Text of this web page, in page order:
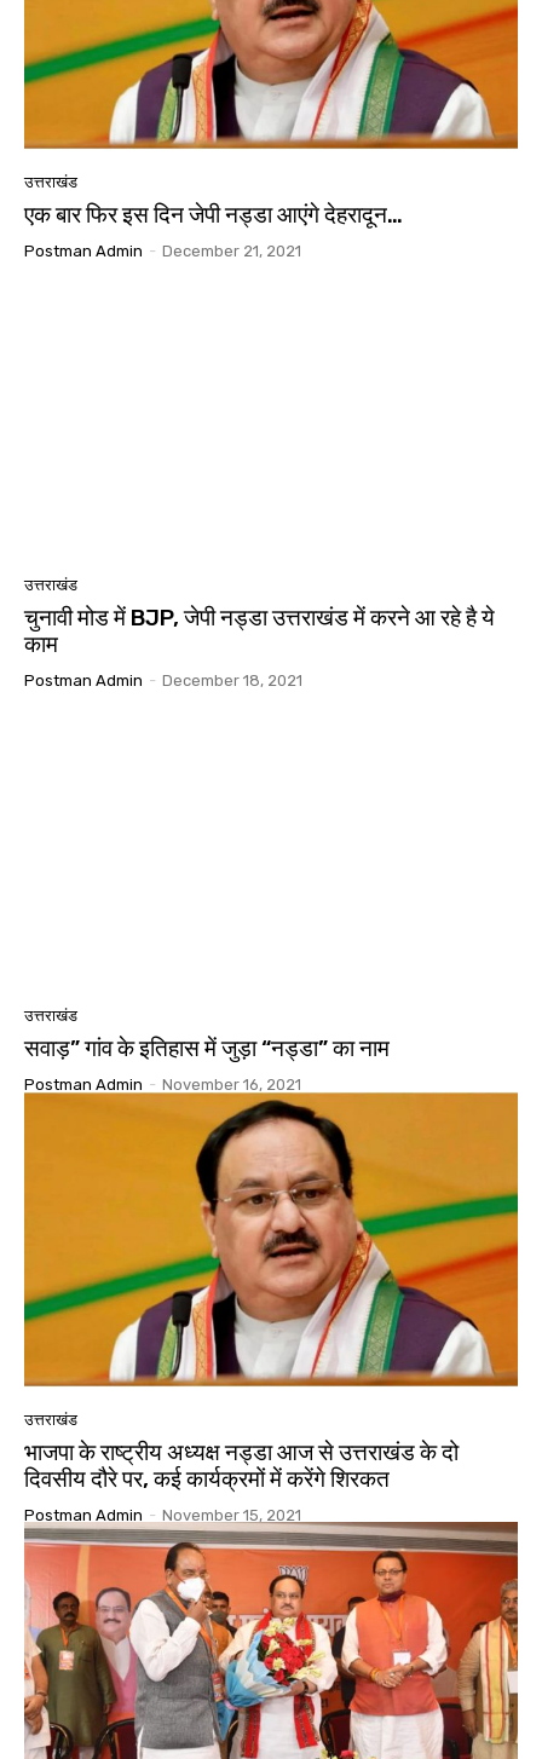
उत्तराखंड
एक बार फिर इस दिन जेपी नड्डा आएंगे देहरादून…
Postman Admin - December 21, 2021
उत्तराखंड
चुनावी मोड में BJP, जेपी नड्डा उत्तराखंड में करने आ रहे है ये
काम
Postman Admin - December 18, 2021
उत्तराखंड
सवाड़” गांव के इतिहास में जुड़ा “नड्डा” का नाम
Postman Admin - November 16, 2021
उत्तराखंड
भाजपा के राष्ट्रीय अध्यक्ष नड्डा आज से उत्तराखंड के दो
दिवसीय दौरे पर, कई कार्यक्रमों में करेंगे शिरकत
Postman Admin - November 15, 2021